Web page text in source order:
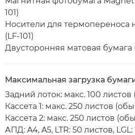
101)
Носители для термопереноса
(LF-101)
Двусторонняя матовая бумага
Максимальная загрузка
Задний лоток: макс. 100
Кассета 1: макс. 250 листов
Кассета 2: макс. 250 листов
АПД: A4, A5, LTR: 50 листов, LGL: